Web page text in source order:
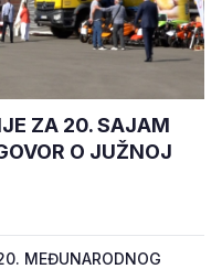
ZA 20. SAJAM
O JUŽNOJ
MEĐUNARODNOG